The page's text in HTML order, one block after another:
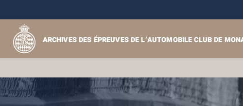
ARCHIVES DES ÉPREUVES DE L’AUTOMOBILE CLUB DE